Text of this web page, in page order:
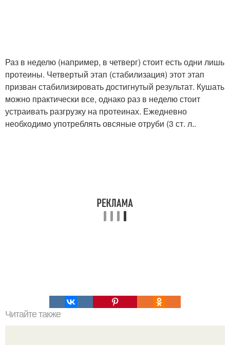
Раз в неделю (например, в четверг) стоит есть одни лишь
протеины. Четвертый этап (стабилизация) этот этап
призван стабилизировать достигнутый результат. Кушать
можно практически все, однако раз в неделю стоит
устраивать разгрузку на протеинах. Ежедневно
необходимо употреблять овсяные отруби (3 ст. л..
Читайте также